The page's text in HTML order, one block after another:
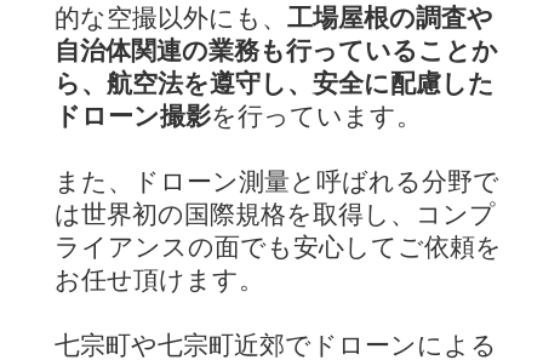
的な空撮以外にも、 工場屋根の調査や
自治体関連の業務も行っていることか
ら、航空法を遵守し、安全に配慮した
ドローン撮影を行っています。
また、ドローン測量と呼ばれる分野で
は世界初の国際規格を取得し、コンプ
ライアンスの面でも安心してご依頼を
お任せ頂けます。
七宗町や七宗町近郊でドローンによる